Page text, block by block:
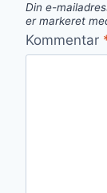
Din e-
er markeret
Kommentar